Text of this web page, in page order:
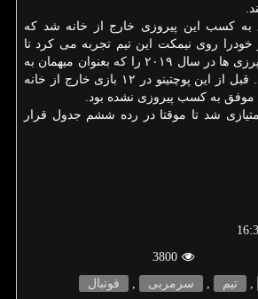
به كسب این پیروزی خارج از خانه شد كه
خودرا روی نیمكت این تیم تجربه می كرد تا
بتواند طلسم نبردن اسپرزی ها در سال ۲۰۱۹ را كه بعنوان میهمان به
میدان می رفتند بشكند. قبل از این پوچتینو در ۱۲ بازی خارج از خانه
با این برد ۱۷ امتیازی شد تا موقتا در رده ششم جدول قرار
3800
, تیم , سرمربی , فوتبال